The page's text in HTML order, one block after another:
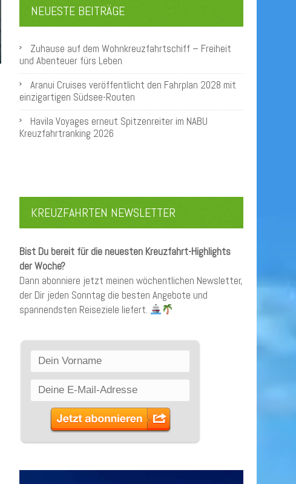
NEUESTE BEITRÄGE
Zuhause auf dem Wohnkreuzfahrtschiff – Freiheit
und Abenteuer fürs Leben
Aranui Cruises veröffentlicht den Fahrplan 2028 mit
einzigartigen Südsee-Routen
Havila Voyages erneut Spitzenreiter im NABU
Kreuzfahrtranking 2026
KREUZFAHRTEN NEWSLETTER
Bist Du bereit für die neuesten Kreuzfahrt-Highlights
der Woche?
Dann abonniere jetzt meinen wöchentlichen Newsletter,
der Dir jeden Sonntag die besten Angebote und
spannendsten Reiseziele liefert.